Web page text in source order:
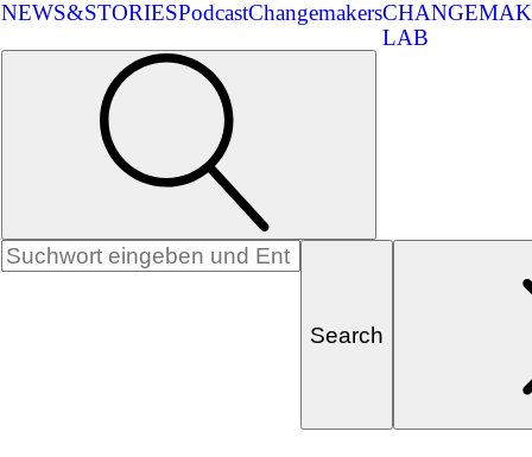
NEWS&STORIESPodcastChangemakers
LAB
Search
for